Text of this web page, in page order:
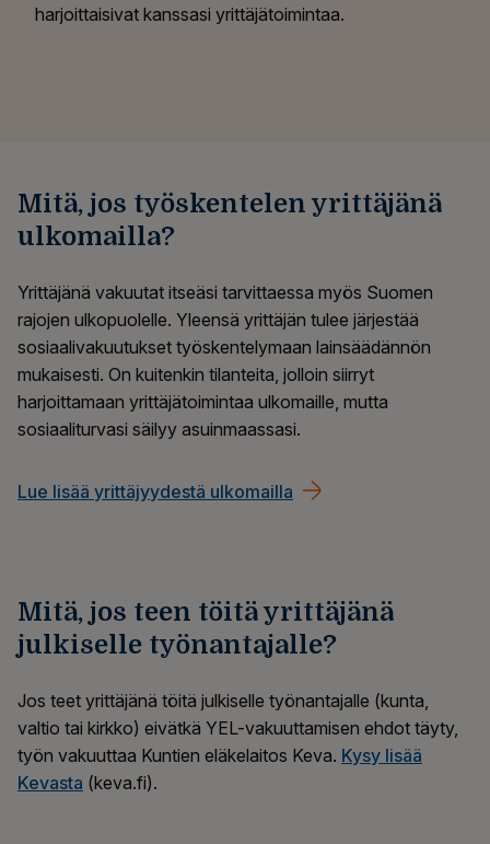
harjoittaisivat kanssasi yrittäjätoimintaa.
Mitä, jos työskentelen yrittäjänä
ulkomailla?
Yrittäjänä vakuutat itseäsi tarvittaessa myös Suomen
rajojen ulkopuolelle. Yleensä yrittäjän tulee järjestää
sosiaalivakuutukset työskentelymaan lainsäädännön
mukaisesti. On kuitenkin tilanteita, jolloin siirryt
harjoittamaan yrittäjätoimintaa ulkomaille, mutta
sosiaaliturvasi säilyy asuinmaassasi.
Lue lisää yrittäjyydestä ulkomailla
Mitä, jos teen töitä yrittäjänä
julkiselle työnantajalle?
Jos teet yrittäjänä töitä julkiselle työnantajalle (kunta,
valtio tai kirkko) eivätkä YEL-vakuuttamisen ehdot täyty,
työn vakuuttaa Kuntien eläkelaitos Keva. Kysy lisää
Kevasta (keva.fi).